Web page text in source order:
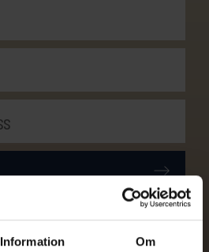
Information Om